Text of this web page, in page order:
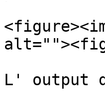
L' output